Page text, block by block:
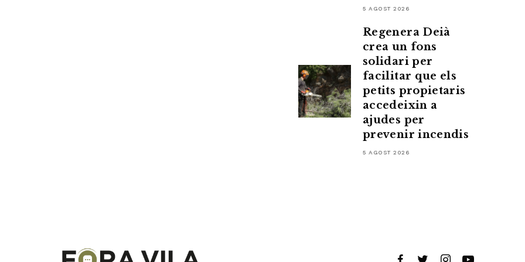
5 AGOST 2026
Regenera Deià
crea un fons
solidari per
facilitar que els
petits propietaris
accedeixin a
ajudes per
prevenir incendis
5 AGOST 2026